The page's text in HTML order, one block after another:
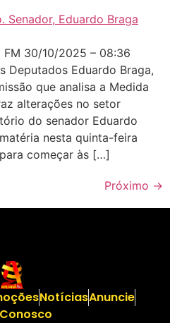
FM 30/10/2025 – 08:36
Deputados Eduardo Braga,
que analisa a Medida
alterações no setor
do senador Eduardo
nesta quinta-feira
começar às […]
Próximo →
NotíciasAnuncie